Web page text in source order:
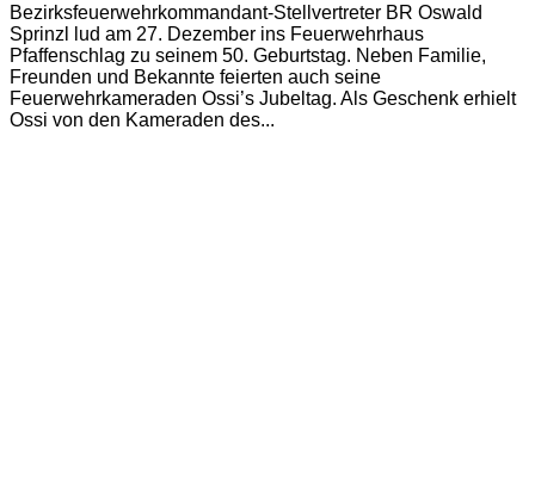
Bezirksfeuerwehrkommandant-Stellvertreter BR Oswald
Sprinzl lud am 27. Dezember ins Feuerwehrhaus
Pfaffenschlag zu seinem 50. Geburtstag. Neben Familie,
Freunden und Bekannte feierten auch seine
Feuerwehrkameraden Ossi’s Jubeltag. Als Geschenk erhielt
Ossi von den Kameraden des...